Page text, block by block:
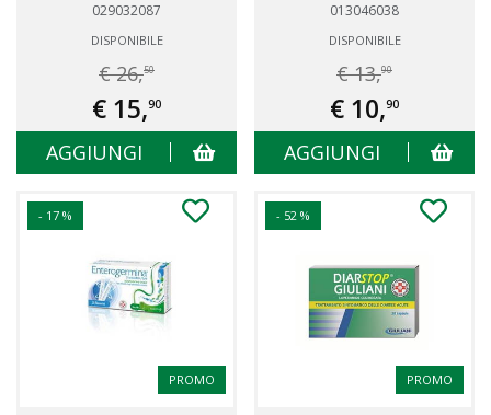
029032087
DISPONIBILE
€ 26,50
€ 15,90
AGGIUNGI
013046038
DISPONIBILE
€ 13,90
€ 10,90
AGGIUNGI
- 17 %
PROMO
- 52 %
PROMO